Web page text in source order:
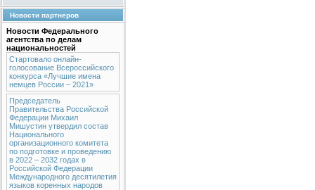
Новости партнеров
Новости Федерального
агентства по делам
национальностей
Стартовало онлайн-
голосование Всероссийского
конкурса «Лучшие имена
немцев России – 2021»
Председатель
Правительства Российской
Федерации Михаил
Мишустин утвердил состав
Национального
организационного комитета
по подготовке и проведению
в 2022 – 2032 годах в
Российской Федерации
Международного десятилетия
языков коренных народов